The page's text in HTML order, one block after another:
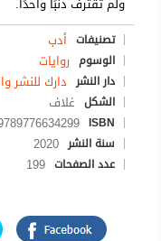
تصنيفات أدب
الوسوم روايات
دار النشر دارك للنشر
الشكل غلاف
ISBN
سنة النشر 2020
عدد الصفحات 199